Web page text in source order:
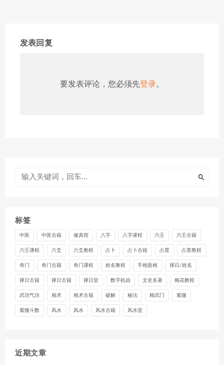
发表回复
要发表评论，您必须先登录。
标签
中医 中医古籍 修真馆 八字 八字课程 六壬 六壬古籍
六壬课程 六爻 六爻教程 占卜 占卜古籍 占星 占星教程
奇门 奇门古籍 奇门课程 姓名教程 手相面相 择日/姓名
择日古籍 择日古籍 择日堂 数字机凶 文史名著 梅花教程
武功气功 相术 相术古籍 破解 秘法 精武门 紫微
紫微斗数 风水 风水 风水古籍 风水堂
近期文章